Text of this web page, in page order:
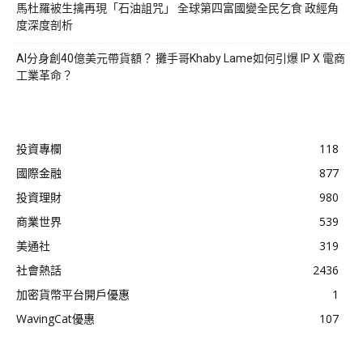
馬杜羅被生擒再現「石油詛咒」 全球第四富國變全民乞食 政經角
度深度剖析
AI分身創40億美元帶貨額？ 攤手哥Khaby Lame如何引爆 IP X 電商
工業革命？
投資專欄
118
國際金融
877
投資理財
980
商業世界
539
美通社
319
社會熱話
2436
加密貨幣平台開戶優惠
1
WavingCat優惠
107